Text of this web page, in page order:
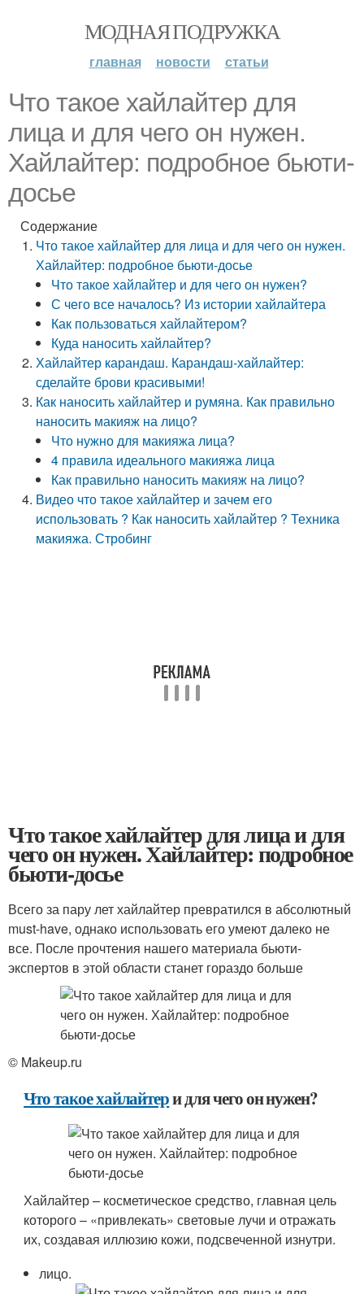
МОДНАЯ ПОДРУЖКА
главная новости статьи
Что такое хайлайтер для
лица и для чего он нужен.
Хайлайтер: подробное бьюти-
досье
Содержание
Что такое хайлайтер для лица и для чего он нужен.
Хайлайтер: подробное бьюти-досье
Что такое хайлайтер и для чего он нужен?
С чего все началось? Из истории хайлайтера
Как пользоваться хайлайтером?
Куда наносить хайлайтер?
Хайлайтер карандаш. Карандаш-хайлайтер:
сделайте брови красивыми!
Как наносить хайлайтер и румяна. Как правильно
наносить макияж на лицо?
Что нужно для макияжа лица?
4 правила идеального макияжа лица
Как правильно наносить макияж на лицо?
Видео что такое хайлайтер и зачем его
использовать ? Как наносить хайлайтер ? Техника
макияжа. Стробинг
Что такое хайлайтер для лица и для
чего он нужен. Хайлайтер: подробное
бьюти-досье
Всего за пару лет хайлайтер превратился в абсолютный
must-have, однако использовать его умеют далеко не
все. После прочтения нашего материала бьюти-
экспертов в этой области станет гораздо больше
© Makeup.ru
Что такое хайлайтери для чего он нужен?
Хайлайтер – косметическое средство, главная цель
которого – «привлекать» световые лучи и отражать
их, создавая иллюзию кожи, подсвеченной изнутри.
лицо.